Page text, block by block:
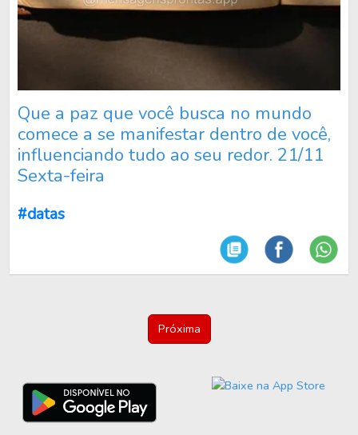
Que a paz que você busca no mundo
comece a se manifestar dentro de você,
influenciando tudo ao seu redor. 21/11
Sexta-feira
#datas
Próxima